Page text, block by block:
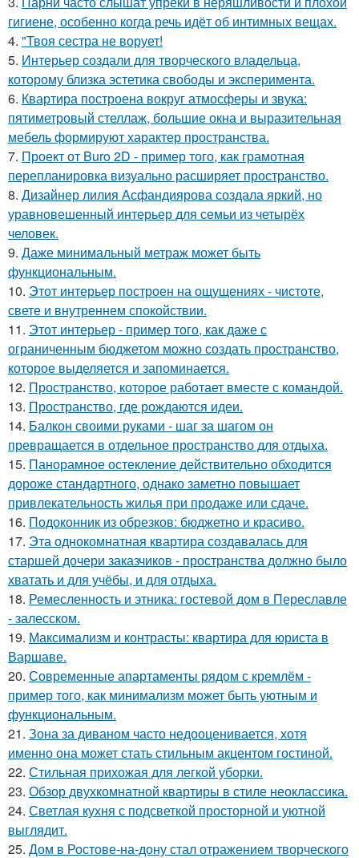
гигиене, особенно когда речь идёт об интимных вещах.
4. "Твоя сестра не ворует!
5. Интерьер создали для творческого владельца,
которому близка эстетика свободы и эксперимента.
6. Квартира построена вокруг атмосферы и звука:
пятиметровый стеллаж, большие окна и выразительная
мебель формируют характер пространства.
7. Проект от Buro 2D - пример того, как грамотная
перепланировка визуально расширяет пространство.
8. Дизайнер лилия Асфандиярова создала яркий, но
уравновешенный интерьер для семьи из четырёх
человек.
9. Даже минимальный метраж может быть
функциональным.
10. Этот интерьер построен на ощущениях - чистоте,
свете и внутреннем спокойствии.
11. Этот интерьер - пример того, как даже с
ограниченным бюджетом можно создать пространство,
которое выделяется и запоминается.
12. Пространство, которое работает вместе с командой.
13. Пространство, где рождаются идеи.
14. Балкон своими руками - шаг за шагом он
превращается в отдельное пространство для отдыха.
15. Панорамное остекление действительно обходится
дороже стандартного, однако заметно повышает
привлекательность жилья при продаже или сдаче.
16. Подоконник из обрезков: бюджетно и красиво.
17. Эта однокомнатная квартира создавалась для
старшей дочери заказчиков - пространства должно было
хватать и для учёбы, и для отдыха.
18. Ремесленность и этника: гостевой дом в Переславле
- залесском.
19. Максимализм и контрасты: квартира для юриста в
Варшаве.
20. Современные апартаменты рядом с кремлём -
пример того, как минимализм может быть уютным и
функциональным.
21. Зона за диваном часто недооценивается, хотя
именно она может стать стильным акцентом гостиной.
22. Стильная прихожая для легкой уборки.
23. Обзор двухкомнатной квартиры в стиле неоклассика.
24. Светлая кухня с подсветкой просторной и уютной
выглядит.
25. Дом в Ростове-на-дону стал отражением творческого